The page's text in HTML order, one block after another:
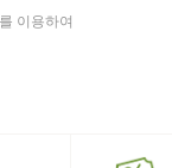
이용하여